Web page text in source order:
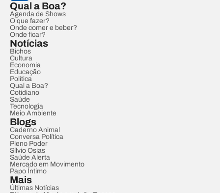
Qual a Boa?
Agenda de Shows
O que fazer?
Onde comer e beber?
Onde ficar?
Notícias
Bichos
Cultura
Economia
Educação
Política
Qual a Boa?
Cotidiano
Saúde
Tecnologia
Meio Ambiente
Blogs
Caderno Animal
Conversa Política
Pleno Poder
Sílvio Osias
Saúde Alerta
Mercado em Movimento
Papo Íntimo
Mais
Últimas Notícias